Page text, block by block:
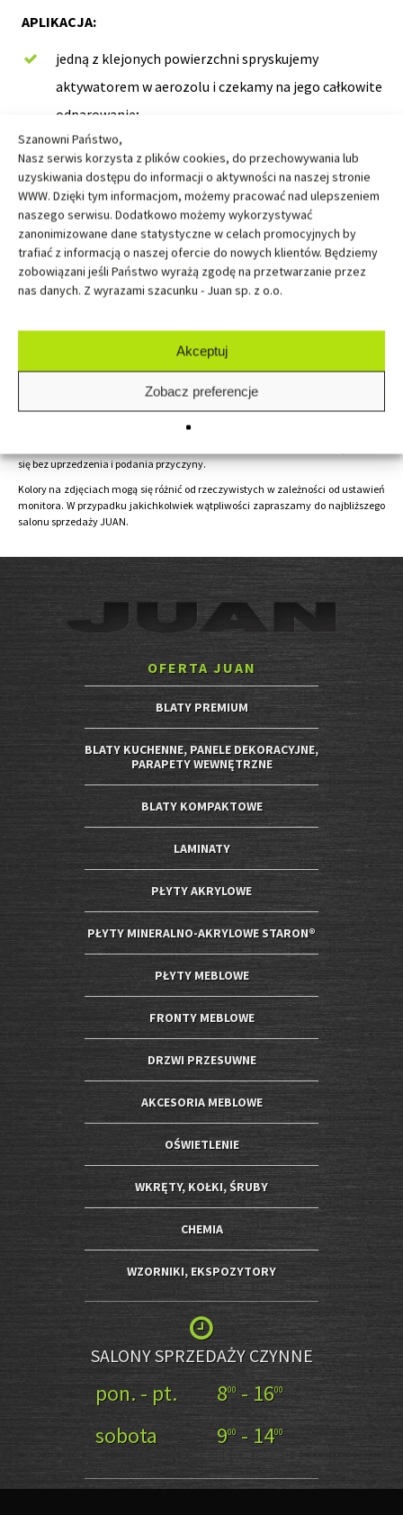
Szanowni Państwo,
Nasz serwis korzysta z plików cookies, do przechowywania lub
uzyskiwania dostępu do informacji o aktywności na naszej stronie
WWW. Dzięki tym informacjom, możemy pracować nad ulepszeniem
naszego serwisu. Dodatkowo możemy wykorzystywać
zanonimizowane dane statystyczne w celach promocyjnych by
trafiać z informacją o naszej ofercie do nowych klientów. Będziemy
zobowiązani jeśli Państwo wyrażą zgodę na przetwarzanie przez
nas danych. Z wyrazami szacunku - Juan sp. z o.o.
Akceptuj
Zobacz preferencje
APLIKACJA:
jedną z klejonych powierzchni spryskujemy
aktywatorem w aerozolu i czekamy na jego całkowite
odparowanie;
na drugi z kolejnych elementów nakładamy niewielką
ilość kleju;
elementy składamy, ustawiamy prawidłowo przez 2-3
sekundy i dociskamy przez 5-8 sekundy
Cena brutto:45,46 zł/szt.
Indeks:15000624
Przedstawiona oferta cenowa ma charakter informacyjny, nie stanowi oferty
się bez uprzedzenia i podania przyczyny.
Kolory na zdjęciach mogą się różnić od rzeczywistych w zależności od ustawień
monitora. W przypadku jakichkolwiek wątpliwości zapraszamy do najbliższego
salonu sprzedaży JUAN.
OFERTA JUAN
BLATY PREMIUM
BLATY KUCHENNE, PANELE DEKORACYJNE,
PARAPETY WEWNĘTRZNE
BLATY KOMPAKTOWE
LAMINATY
PŁYTY AKRYLOWE
PŁYTY MINERALNO-AKRYLOWE STARON®
PŁYTY MEBLOWE
FRONTY MEBLOWE
DRZWI PRZESUWNE
AKCESORIA MEBLOWE
OŚWIETLENIE
WKRĘTY, KOŁKI, ŚRUBY
CHEMIA
WZORNIKI, EKSPOZYTORY
SALONY SPRZEDAŻY CZYNNE
pon. - pt. 800- 1600
sobota 900 - 1400